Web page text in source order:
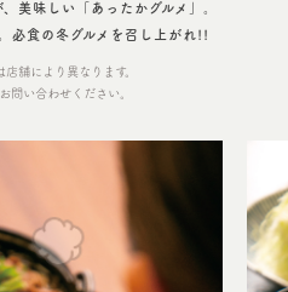
美味しい
「あったかグルメ」。
必食の冬グルメを召し上がれ!!
舗により異なります。
問い合わせください。